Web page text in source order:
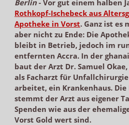
Berlin- Vor gut einem halben
Rothkopf-Ischebeck aus
Apotheke in Vorst. Ganz ist es
aber nicht zu Ende: Die
bleibt in Betrieb, jedoch im
entfernten Accra. In der
baut der Arzt Dr. Samuel
als Facharzt für
arbeitet, ein Krankenhaus. Die
stemmt der Arzt aus eigener
Spenden wie aus der
Vorst Gold wert sind.